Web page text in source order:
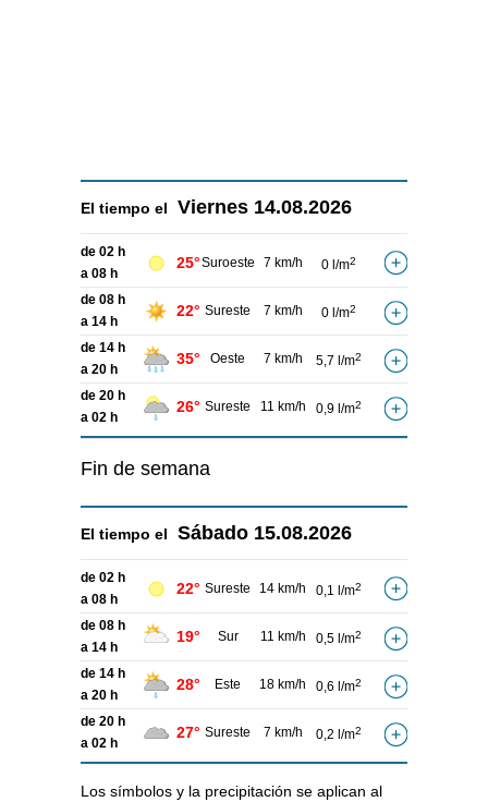
El tiempo el Viernes 14.08.2026
de 02 h
a 08 h
25°Suroeste 7 km/h 0 l/m2
de 08 h
a 14 h
22° Sureste 7 km/h 0 l/m2
de 14 h
a 20 h
35° Oeste 7 km/h 5,7 l/m2
de 20 h
a 02 h
26° Sureste 11 km/h 0,9 l/m2
Fin de semana
El tiempo el Sábado 15.08.2026
de 02 h
a 08 h
22° Sureste 14 km/h 0,1 l/m2
de 08 h
a 14 h
19° Sur 11 km/h 0,5 l/m2
de 14 h
a 20 h
28° Este 18 km/h 0,6 l/m2
de 20 h
a 02 h
27° Sureste 7 km/h 0,2 l/m2
Los símbolos y la precipitación se aplican al